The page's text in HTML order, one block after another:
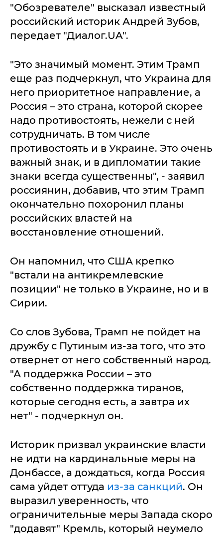
"Обозревателе" высказал известный
российский историк Андрей Зубов,
передает "Диалог.UA".
"Это значимый момент. Этим Трамп
еще раз подчеркнул, что Украина для
него приоритетное направление, а
Россия – это страна, которой скорее
надо противостоять, нежели с ней
сотрудничать. В том числе
противостоять и в Украине. Это очень
важный знак, и в дипломатии такие
знаки всегда существенны", - заявил
россиянин, добавив, что этим Трамп
окончательно похоронил планы
российских властей на
восстановление отношений.
Он напомнил, что США крепко
"встали на антикремлевские
позиции" не только в Украине, но и в
Сирии.
Со слов Зубова, Трамп не пойдет на
дружбу с Путиным из-за того, что это
отвернет от него собственный народ.
"А поддержка России – это
собственно поддержка тиранов,
которые сегодня есть, а завтра их
нет" - подчеркнул он.
Историк призвал украинские власти
не идти на кардинальные меры на
Донбассе, а дождаться, когда Россия
сама уйдет оттуда из-за санкций. Он
выразил уверенность, что
ограничительные меры Запада скоро
"додавят" Кремль, который неумело